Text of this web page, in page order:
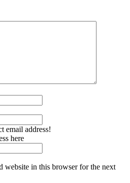
email address!
here
website in this browser for the next